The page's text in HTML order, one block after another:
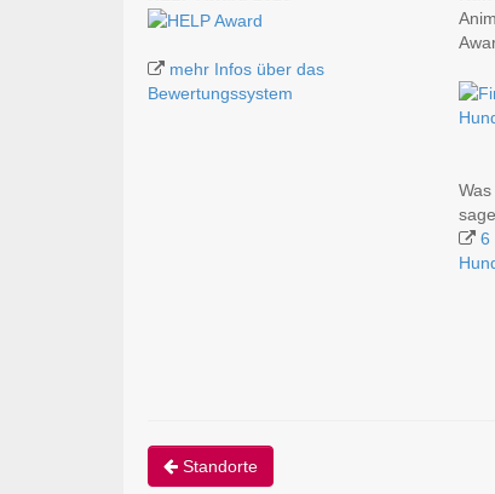
mehr Infos über das
Bewertungssystem
6
Standorte